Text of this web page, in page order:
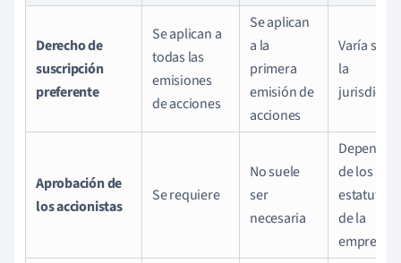
Derecho de
suscripción
preferente
Se aplican a
todas las
emisiones
de acciones
Se aplican
a la
primera
emisión de
acciones
Varía
la
Aprobación de
los accionistas
Se requiere
No suele
ser
necesaria
Depende
de los
estatutos
de la
empresa